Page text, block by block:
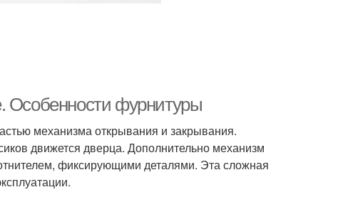
фурнитуры
механизма открывания и закрывания.
движется дверца. Дополнительно механизм
фиксирующими деталями. Эта сложная